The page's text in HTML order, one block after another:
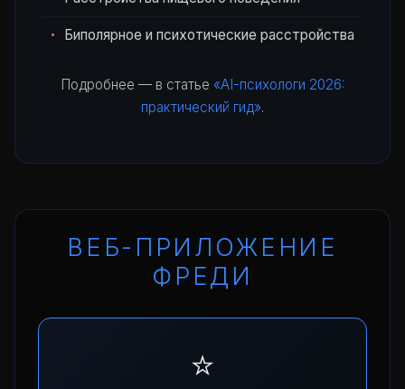
Биполярное и психотические расстройства
Подробнее — в статье «AI-психологи 2026:
практический гид».
ВЕБ-ПРИЛОЖЕНИЕ
ФРЕДИ
⭐